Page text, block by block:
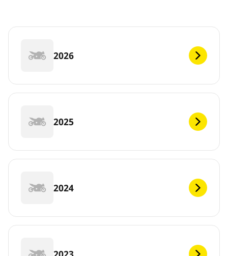
2026
2025
2024